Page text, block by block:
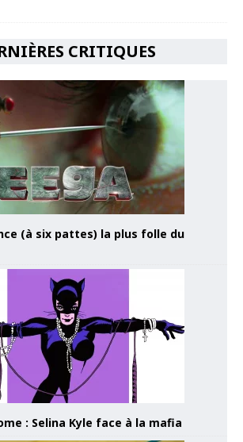
CRITIQUES
(à six pattes) la plus folle du
: Selina Kyle face à la mafia